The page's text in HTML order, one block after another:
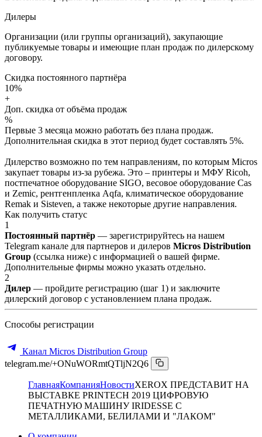
Дилеры
Организации (или группы организаций), закупающие
публикуемые товары и имеющие план продаж по дилерскому
договору.
Скидка постоянного партнёра
10%
+
Доп. скидка от объёма продаж
%
Первые 3 месяца можно работать без плана продаж.
Дополнительная скидка в этот период будет составлять 5%.
Дилерство возможно по тем направлениям, по которым Micros
закупает товары из-за рубежа. Это – принтеры и МФУ Ricoh,
постпечатное оборудование SIGO, весовое оборудование Cas
и Zemic, рентгенпленка Aqfa, климатическое оборудование
Remak и Sisteven, а также некоторые другие направления.
Как получить статус
1
Постоянный партнёр — зарегистрируйтесь на нашем
Telegram канале для партнеров и дилеров Micros Distribution
Group (ссылка ниже) с информацией о вашей фирме.
Дополнительные фирмы можно указать отдельно.
2
Дилер — пройдите регистрацию (шаг 1) и заключите
дилерский договор с установлением плана продаж.
Способы регистрации
Канал Micros Distribution Group
telegram.me/+ONuWORmtQTljN2Q6
ГлавнаяКомпанияНовостиXEROX ПРЕДСТАВИТ НА
ВЫСТАВКЕ PRINTECH 2019 ЦИФРОВУЮ
ПЕЧАТНУЮ МАШИНУ IRIDESSE С
МЕТАЛЛИКАМИ, БЕЛИЛАМИ И "ЛАКОМ"